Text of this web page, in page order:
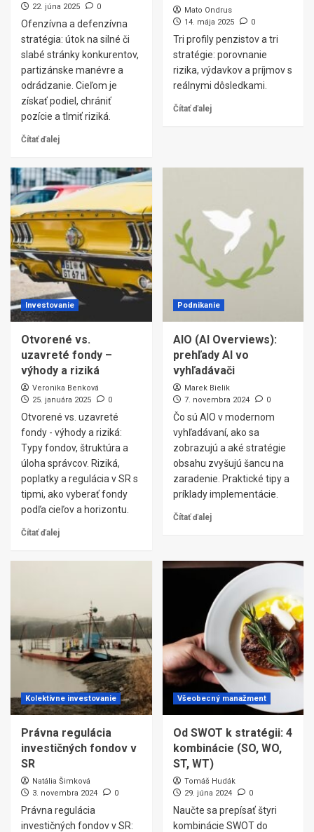
22. júna 2025
0
Ofenzívna a defenzívna
stratégia: útok na silné či
slabé stránky konkurentov,
partizánske manévre a
odrádzanie. Cieľom je
získať podiel, chrániť
pozície a tlmiť riziká.
Čítať ďalej
Mato Ondrus
14. mája 2025
0
Tri profily penzistov a tri
stratégie: porovnanie
rizika, výdavkov a príjmov s
reálnymi dôsledkami.
Čítať ďalej
Investovanie
Otvorené vs.
uzavreté fondy –
výhody a riziká
Veronika Benková
25. januára 2025
0
Otvorené vs. uzavreté
fondy - výhody a riziká:
Typy fondov, štruktúra a
úloha správcov. Riziká,
poplatky a regulácia v SR s
tipmi, ako vyberať fondy
podľa cieľov a horizontu.
Čítať ďalej
Podnikanie
AIO (AI Overviews):
prehľady AI vo
vyhľadávači
Marek Bielik
7. novembra 2024
0
Čo sú AIO v modernom
vyhľadávaní, ako sa
zobrazujú a aké stratégie
obsahu zvyšujú šancu na
zaradenie. Praktické tipy a
príklady implementácie.
Čítať ďalej
Kolektívne investovanie
Právna regulácia
investičných fondov v
SR
Natália Šimková
3. novembra 2024
0
Právna regulácia
investičných fondov v SR:
Všeobecný manažment
Od SWOT k stratégii: 4
kombinácie (SO, WO,
ST, WT)
Tomáš Hudák
29. júna 2024
0
Naučte sa prepísať štyri
kombinácie SWOT do